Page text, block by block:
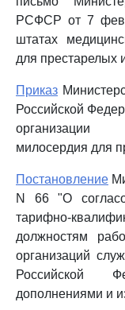
РСФСР от 7
штатах
для престарелых
Приказ
Российской
организации
милосердия для
Постановление
N 66 "О
тарифно-
должностям
организаций
Российской
дополнениями и